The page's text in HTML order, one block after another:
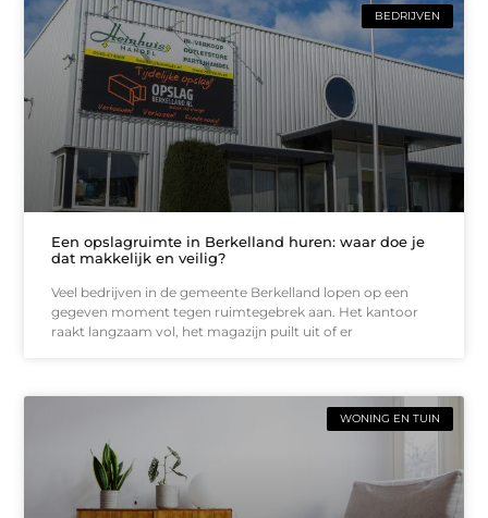
BEDRIJVEN
Een opslagruimte in Berkelland huren: waar doe je
dat makkelijk en veilig?
Veel bedrijven in de gemeente Berkelland lopen op een
gegeven moment tegen ruimtegebrek aan. Het kantoor
raakt langzaam vol, het magazijn puilt uit of er
WONING EN TUIN